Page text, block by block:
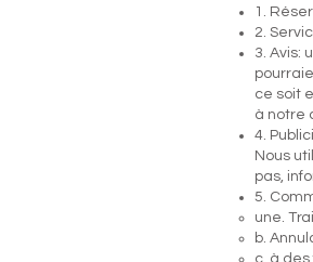
1.
2.
3. Avis:
ce soit
à notre
4.
Nous
pas,
5.
une.
b.
c. à